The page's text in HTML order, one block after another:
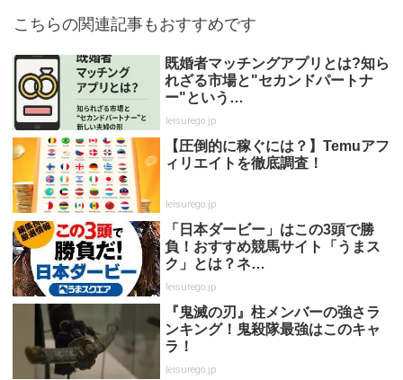
こちらの関連記事もおすすめです
既婚者マッチングアプリとは?知ら
れざる市場と"セカンドパートナ
ー"という…
leisurego.jp
【圧倒的に稼ぐには？】Temuアフ
ィリエイトを徹底調査！
leisurego.jp
「日本ダービー」はこの3頭で勝
負！おすすめ競馬サイト「うまス
ク」とは？ネ…
leisurego.jp
『鬼滅の刃』柱メンバーの強さラ
ンキング！鬼殺隊最強はこのキャ
ラ！
leisurego.jp